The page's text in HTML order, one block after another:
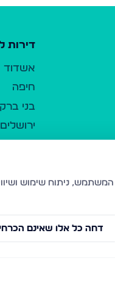
דירות
אשדוד
חיפה
בני ברק
ירושלים
בית
ביתר
דחה כל אלו שאינם